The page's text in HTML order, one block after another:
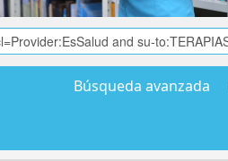
Búsqueda avanzada